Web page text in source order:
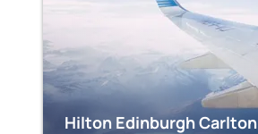
Hilton Edinburgh Carlton